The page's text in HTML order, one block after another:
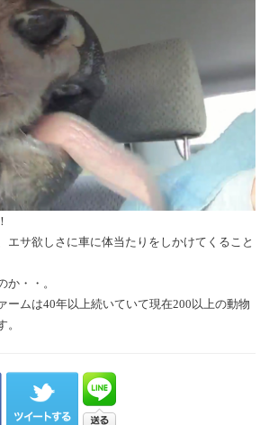
エサ欲しさに車に体当たりをしかけてくること
か・・。
ームは40年以上続いていて現在200以上の動物